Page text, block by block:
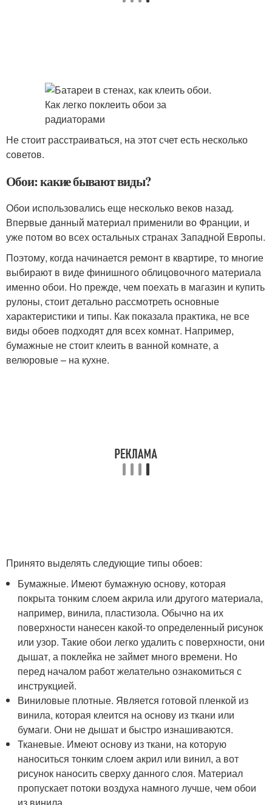
Не стоит расстраиваться, на этот счет есть несколько
советов.
Обои: какие бывают виды?
Обои использовались еще несколько веков назад.
Впервые данный материал применили во Франции, и
уже потом во всех остальных странах Западной Европы.
Поэтому, когда начинается ремонт в квартире, то многие
выбирают в виде финишного облицовочного материала
именно обои. Но прежде, чем поехать в магазин и купить
рулоны, стоит детально рассмотреть основные
характеристики и типы. Как показала практика, не все
виды обоев подходят для всех комнат. Например,
бумажные не стоит клеить в ванной комнате, а
велюровые – на кухне.
Принято выделять следующие типы обоев:
Бумажные. Имеют бумажную основу, которая
покрыта тонким слоем акрила или другого материала,
например, винила, пластизола. Обычно на их
поверхности нанесен какой-то определенный рисунок
или узор. Такие обои легко удалить с поверхности, они
дышат, а поклейка не займет много времени. Но
перед началом работ желательно ознакомиться с
инструкцией.
Виниловые плотные. Является готовой пленкой из
винила, которая клеится на основу из ткани или
бумаги. Они не дышат и быстро изнашиваются.
Тканевые. Имеют основу из ткани, на которую
наноситься тонким слоем акрил или винил, а вот
рисунок наносить сверху данного слоя. Материал
пропускает потоки воздуха намного лучше, чем обои